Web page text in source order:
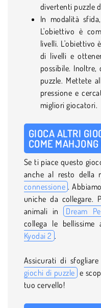
divertenti puzzle
In modalità
L'obiettivo è
livelli. L'obiettivo
di livelli e
possibile.
puzzle. Mettete
pressione e
migliori giocatori.
GIOCA ALTRI
COME
Se ti piace questo
anche al resto della
connessione .
uniche da collegare.
animali in Dream
collega le
Kyodai 2 .
Assicurati di
giochi di puzzle e
tuo cervello!